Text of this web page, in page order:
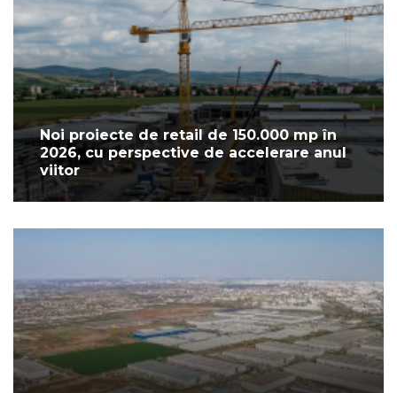
Noi proiecte de retail de 150.000 mp în
2026, cu perspective de accelerare anul
viitor